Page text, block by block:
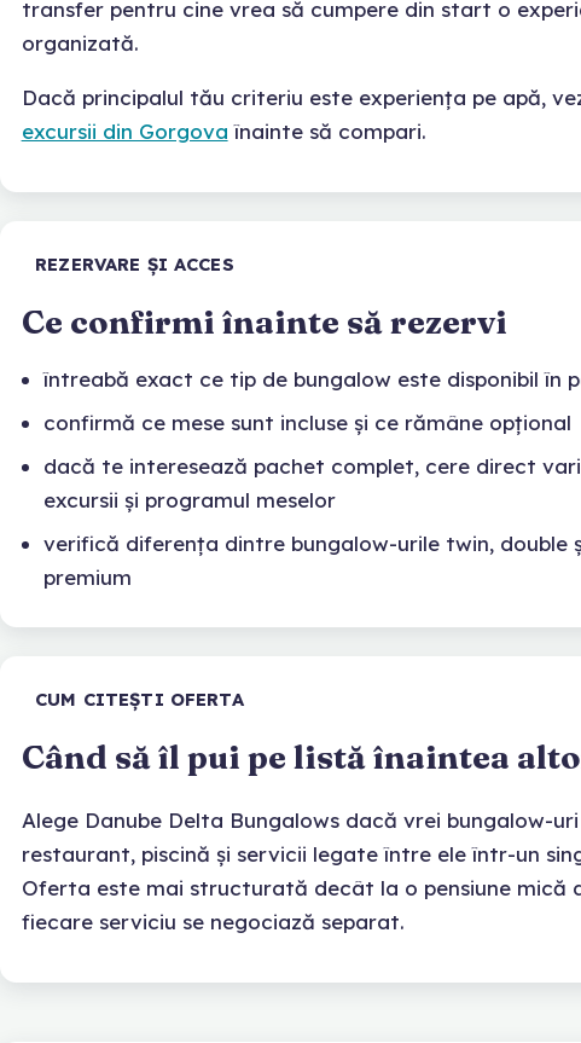
transfer pentru cine vrea să cumpere din start o
organizată.
Dacă principalul tău criteriu este experiența pe apă,
excursii din Gorgova înainte să compari.
REZERVARE ȘI ACCES
Ce confirmi înainte să rezervi
întreabă exact ce tip de bungalow este disponibil în
confirmă ce mese sunt incluse și ce rămâne opțional
dacă te interesează pachet complet, cere direct
excursii și programul meselor
verifică diferența dintre bungalow-urile twin, double
premium
CUM CITEȘTI OFERTA
Când să îl pui pe listă înaintea
Alege Danube Delta Bungalows dacă vrei bungalow-
restaurant, piscină și servicii legate între ele într-un
Oferta este mai structurată decât la o pensiune mică
fiecare serviciu se negociază separat.